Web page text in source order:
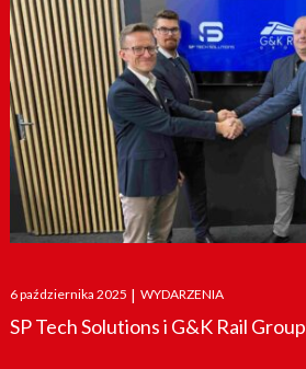
Posted
on
6 października 2025 | WYDARZENIA
SP Tech Solutions i G&K Rail